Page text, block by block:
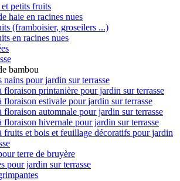
petits fruits
haie en racines nues
(framboisier, groseilers ...)
en racines nues
nains pour jardin sur terrasse
floraison printanière pour jardin sur terrasse
floraison estivale pour jardin sur terrasse
floraison automnale pour jardin sur terrasse
floraison hivernale pour jardin sur terrasse
fruits et bois et feuillage décoratifs pour jardin
terre de bruyère
pour jardin sur terrasse